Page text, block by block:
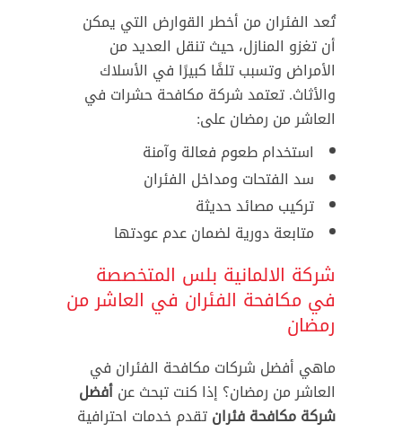
تُعد الفئران من أخطر القوارض التي يمكن
أن تغزو المنازل، حيث تنقل العديد من
الأمراض وتسبب تلفًا كبيرًا في الأسلاك
والأثاث. تعتمد شركة مكافحة حشرات في
العاشر من رمضان على:
استخدام طعوم فعالة وآمنة
سد الفتحات ومداخل الفئران
تركيب مصائد حديثة
متابعة دورية لضمان عدم عودتها
شركة الالمانية بلس المتخصصة
في مكافحة الفئران في العاشر من
رمضان
ماهي أفضل شركات مكافحة الفئران في
العاشر من رمضان؟ إذا كنت تبحث عنأفضل
شركة مكافحة فئرانتقدم خدمات احترافية